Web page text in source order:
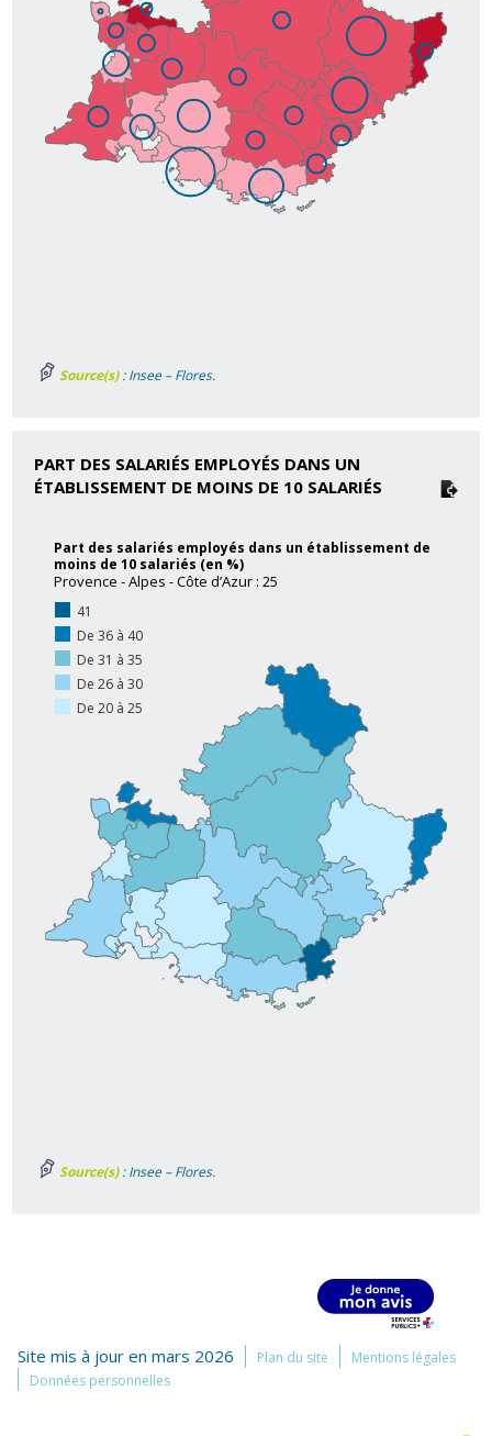
Source(s): Insee – Flores.
PART DES SALARIÉS EMPLOYÉS DANS UN
ÉTABLISSEMENT DE MOINS DE 10 SALARIÉS
41
De 36 à 40
De 31 à 35
De 26 à 30
De 20 à 25
Part des salariés employés dans un établissement de
moins de 10 salariés (en %)
Provence - Alpes - Côte d’Azur : 25
Source(s): Insee – Flores.
Site mis à jour en mars 2026 Plan du site
Mentions légales
Données personnelles